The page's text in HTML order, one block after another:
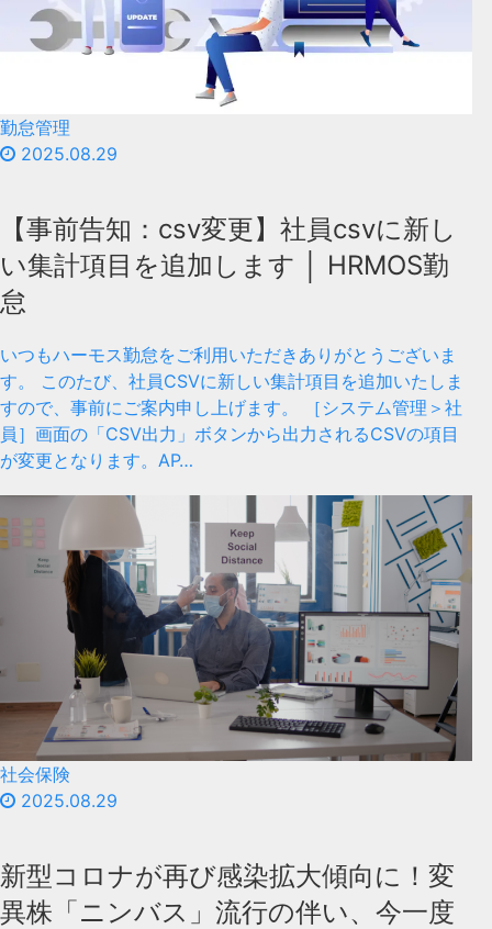
勤怠管理
2025.08.29
【事前告知：csv変更】社員csvに新し
い集計項目を追加します │ HRMOS勤
怠
いつもハーモス勤怠をご利用いただきありがとうございま
す。 このたび、社員CSVに新しい集計項目を追加いたしま
すので、事前にご案内申し上げます。 ［システム管理＞社
員］画面の「CSV出力」ボタンから出力されるCSVの項目
が変更となります。AP…
社会保険
2025.08.29
新型コロナが再び感染拡大傾向に！変
異株「ニンバス」流行の伴い、今一度